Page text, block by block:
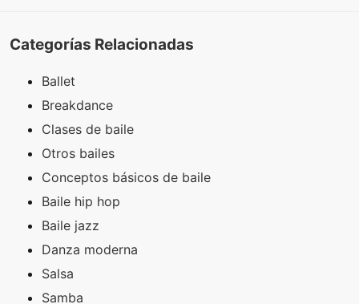
Categorías Relacionadas
Ballet
Breakdance
Clases de baile
Otros bailes
Conceptos básicos de baile
Baile hip hop
Baile jazz
Danza moderna
Salsa
Samba